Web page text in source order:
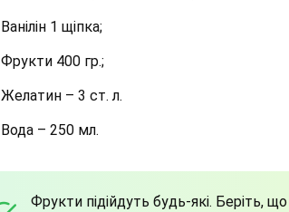
Ванілін 1 щіпка;
Фрукти 400 гр.;
Желатин – 3 ст. л.
Вода – 250 мл.
Фрукти підійдуть будь-які. Беріть,